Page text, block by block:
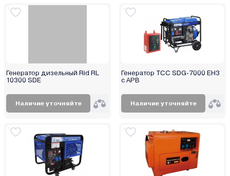
TSS (ТСС)
Vektor
Verton
Villartec
Weima
Wester
Wolf
Генератор дизельный Rid RL
10300 SDE
Наличие уточняйте
Генератор ТСС SDG-7000 EH3
с APB
Наличие уточняйте